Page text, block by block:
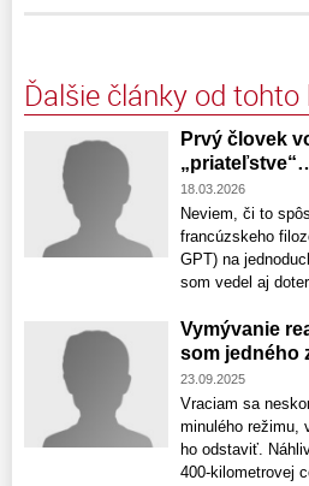
Ďalšie články od tohto
Prvý človek
18.03.2026
Neviem, či to
francúzskeho
GPT) na
som vedel aj
Vymývanie
som jedného
23.09.2025
Vraciam sa
minulého režimu,
ho odstaviť.
400-kilometrovej